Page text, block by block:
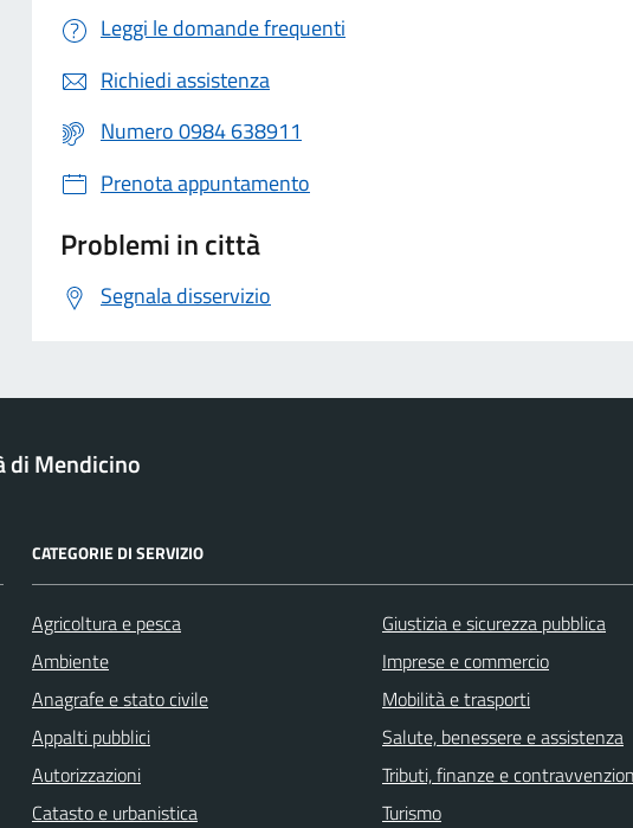
Leggi le domande frequenti
Richiedi assistenza
Numero0984 638911
Prenota appuntamento
Problemi in città
Segnala disservizio
di Mendicino
CATEGORIE DI SERVIZIO
Agricoltura e pesca
Ambiente
Anagrafe e stato civile
Appalti pubblici
Autorizzazioni
Catasto e urbanistica
Giustizia e sicurezza pubblica
Imprese e commercio
Mobilità e trasporti
Salute, benessere e assistenza
Tributi, finanze e
Turismo